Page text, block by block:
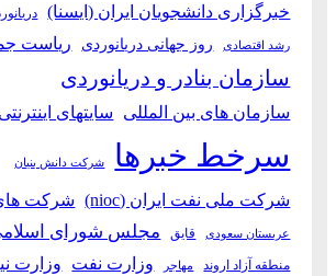
خبرگزاری دانشجویان ایران (ایسنا)
رشد اقتصادی روز جهانی دریانوردی ریاست
سازمان بنادر و دریانوردی
سازمان های بین المللی سایتهای اینترنتی
سرخط خبرها شرکت دانش بنیان
شرکت ملی نفت ایران (nioc) شرکت های
عربستان سعودی قایق مجلس شورای
منطقه آزاد اروند مهاجر وزارت نفت وزارت